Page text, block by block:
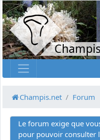
Champis.net Forum
Le forum exige que
pour pouvoir consulter